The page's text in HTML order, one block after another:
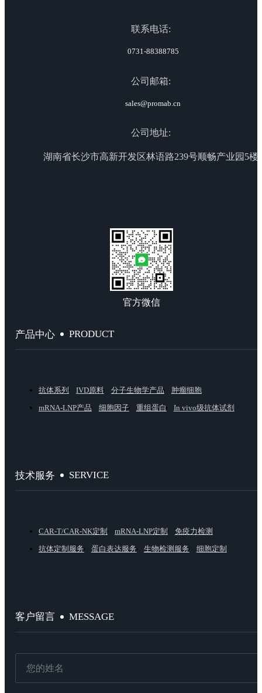
联系电话:
0731-88388785
公司邮箱:
sales@promab.cn
公司地址:
湖南省长沙市高新开发区林语路239号顺畅产业园5楼
官方微信
产品中心 PRODUCT
抗体系列 IVD原料 分子生物学产品
肿瘤细胞
mRNA-LNP产品
细胞因子 重组蛋白 In vivo级抗体试剂
技术服务 SERVICE
CAR-T/CAR-NK定制 mRNA-LNP定制
免疫力检测
抗体定制服务
蛋白表达服务 生物检测服务 细胞定制
客户留言 MESSAGE